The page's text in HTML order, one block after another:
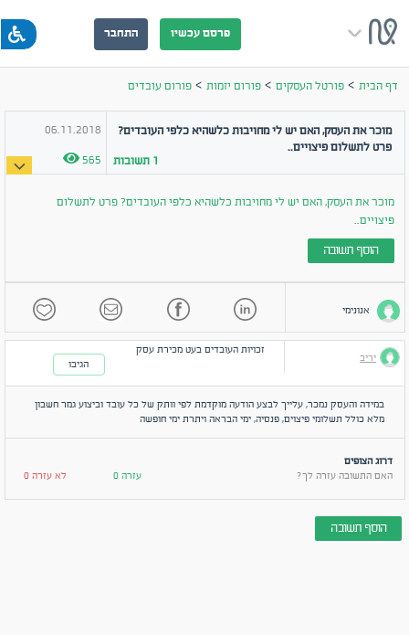
פרסם עכשיו התחבר
דף הבית >פורטל העסקים >פורום יזמות >פורום עובדים
מוכר את העסק, האם יש לי מחויבות כלשהיא כלפי העובדים?
פרט לתשלום פיצויים..
1 תשובות
06.11.2018
565
מוכר את העסק, האם יש לי מחויבות כלשהיא כלפי העובדים? פרט לתשלום
פיצויים..
הוסף תשובה
אנונימי
יריב
זכויות העובדים בעט מכירת עסק
הגיבו
במידה והעסק נמכר, עלייך לבצע הודעה מוקדמת לפי וותק של כל עובד וביצוע גמר חשבון
מלא כולל תשלומי פיצוים, פנסיה, ימי הבראה ויתרת ימי חופשה
דרוג הצופים
האם התשובה עזרה לך?
עזרה 0 לא עזרה 0
הוסף תשובה